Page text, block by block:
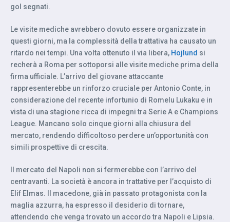
gol segnati.
Le visite mediche avrebbero dovuto essere organizzate in
questi giorni, ma la complessità della trattativa ha causato un
ritardo nei tempi. Una volta ottenuto il via libera, Hojlund si
recherà a Roma per sottoporsi alle visite mediche prima della
firma ufficiale. L’arrivo del giovane attaccante
rappresenterebbe un rinforzo cruciale per Antonio Conte, in
considerazione del recente infortunio di Romelu Lukaku e in
vista di una stagione ricca di impegni tra Serie A e Champions
League. Mancano solo cinque giorni alla chiusura del
mercato, rendendo difficoltoso perdere un’opportunità con
simili prospettive di crescita.
Il mercato del Napoli non si fermerebbe con l’arrivo del
centravanti. La società è ancora in trattative per l’acquisto di
Elif Elmas. Il macedone, già in passato protagonista con la
maglia azzurra, ha espresso il desiderio di tornare,
attendendo che venga trovato un accordo tra Napoli e Lipsia.